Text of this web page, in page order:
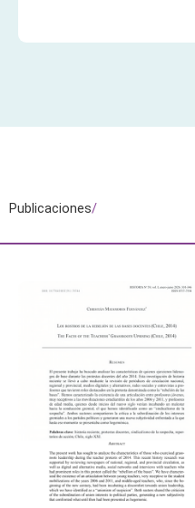
Publicaciones/